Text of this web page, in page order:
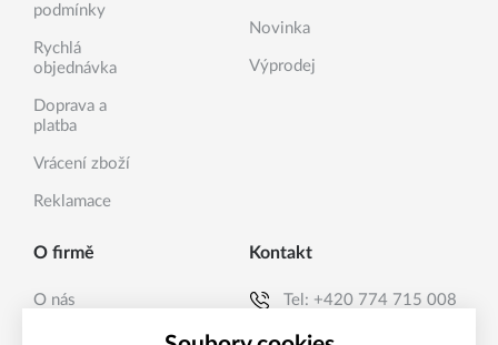
podmínky
Rychlá
objednávka
Doprava a
platba
Vrácení zboží
Reklamace
Novinka
Výprodej
O firmě
O nás
Kontakt
Tel: +420 774 715 008
E-mail: